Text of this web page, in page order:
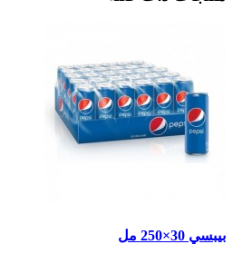
بيبسي 30×250 مل